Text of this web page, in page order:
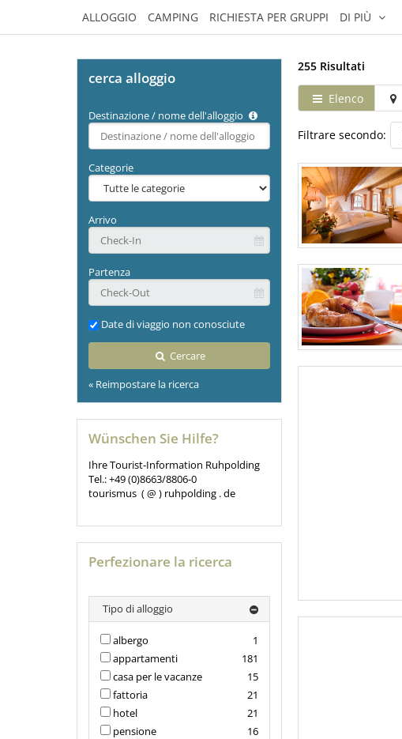
ALLOGGIO CAMPING RICHIESTA PER GRUPPI DI PIÙ
255 Risultati
Elenco
Filtrare secondo:
cerca alloggio
Destinazione / nome dell'alloggio
Type 2 or
results.
Categorie
Arrivo
Partenza
Date di viaggio non conosciute
Cercare
« Reimpostare la ricerca
Wünschen Sie Hilfe?
Ihre Tourist-Information Ruhpolding
Tel.: +49 (0)8663/8806-0
tourismus ( @ ) ruhpolding . de
Perfezionare la ricerca
Tipo di alloggio
1
albergo
181
appartamenti
15
casa per le vacanze
21
fattoria
21
hotel
16
pensione